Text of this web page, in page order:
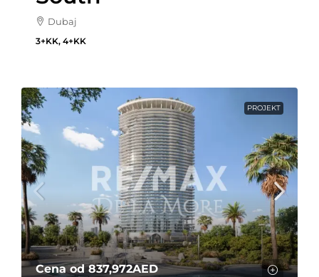
Dubaj
3+KK, 4+KK
PROJEKT
Cena od837,972AED